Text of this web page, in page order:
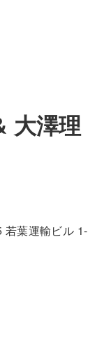
大澤理
若葉運輸ビル 1-